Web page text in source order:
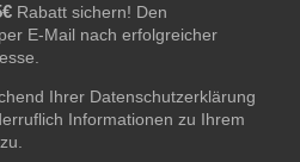
Rabatt sichern! Den
E-Mail nach erfolgreicher
Ihrer Datenschutzerklärung
Informationen zu Ihrem